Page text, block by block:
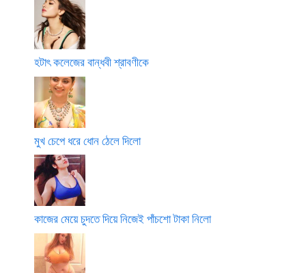
হটাৎ কলেজের বান্ধবী শ্রাবণীকে
মুখ চেপে ধরে ধোন ঠেলে দিলো
কাজের মেয়ে চুদতে দিয়ে নিজেই পাঁচশো টাকা নিলো